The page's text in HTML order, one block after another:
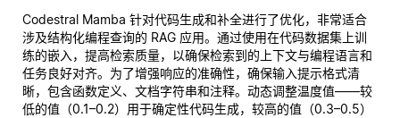
Codestral Mamba 针对代码生成和补全进行了优化，非常适合
涉及结构化编程查询的 RAG 应用。通过使用在代码数据集上训
练的嵌入，提高检索质量，以确保检索到的上下文与编程语言和
任务良好对齐。为了增强响应的准确性，确保输入提示格式清
晰，包含函数定义、文档字符串和注释。动态调整温度值——较
低的值（0.1–0.2）用于确定性代码生成，较高的值（0.3–0.5）